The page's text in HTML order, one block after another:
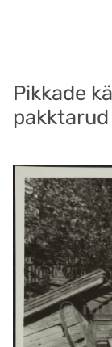
Pikkade
pakktarud